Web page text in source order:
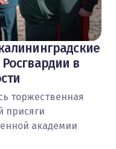
в
торжественная
присяги
академии